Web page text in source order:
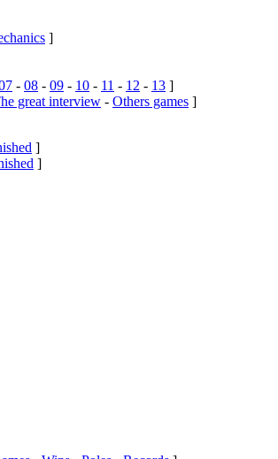
]
- 08 - 09 - 10 - 11 - 12 - 13 ]
great interview - Others games ]
]
]